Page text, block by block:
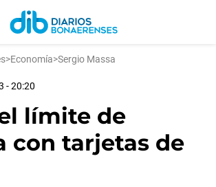
>Economía>Sergio Massa
- 20:20
límite de
con tarjetas de